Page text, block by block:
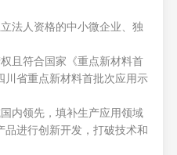
法人资格的中小微企业、独
且符合国家《重点新材料首
省重点新材料首批次应用示
内领先，填补生产应用领域
进行创新开发，打破技术和